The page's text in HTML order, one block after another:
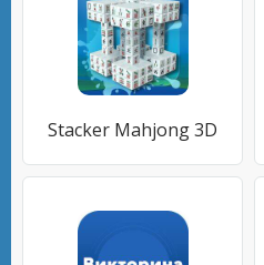
Stacker Mahjong 3D